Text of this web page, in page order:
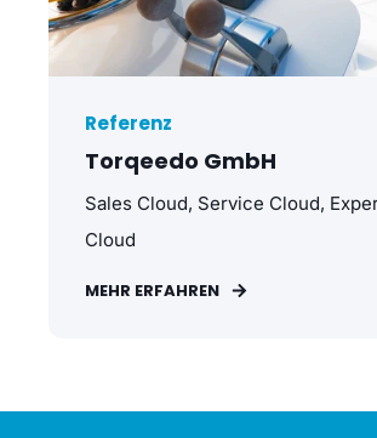
Referenz
Torqeedo GmbH
Sales Cloud, Service Cloud,
Cloud
MEHR ERFAHREN